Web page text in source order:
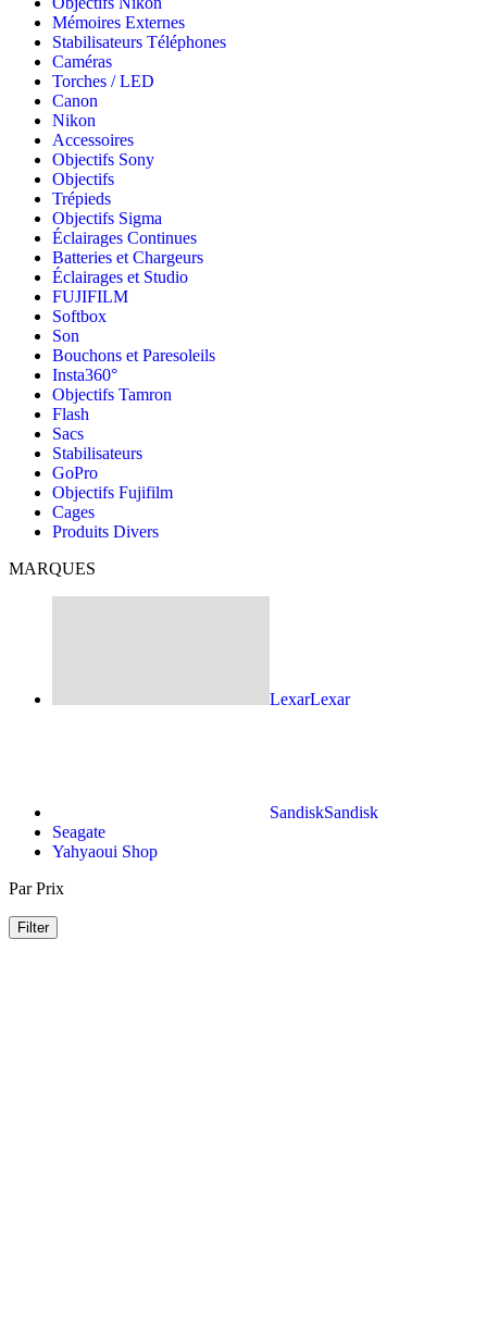
Mémoires Externes
Stabilisateurs Téléphones
Caméras
Torches / LED
Canon
Nikon
Accessoires
Objectifs Sony
Objectifs
Trépieds
Objectifs Sigma
Éclairages Continues
Batteries et Chargeurs
Éclairages et Studio
FUJIFILM
Softbox
Son
Bouchons et Paresoleils
Insta360°
Objectifs Tamron
Flash
Sacs
Stabilisateurs
GoPro
Objectifs Fujifilm
Cages
Produits Divers
MARQUES
LexarLexar
SandiskSandisk
Seagate
Yahyaoui Shop
Par Prix
Filter